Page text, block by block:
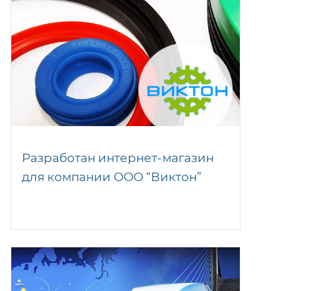
Разработан интернет-магазин
для компании ООО “Виктон”